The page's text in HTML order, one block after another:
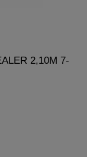
2,10M 7-